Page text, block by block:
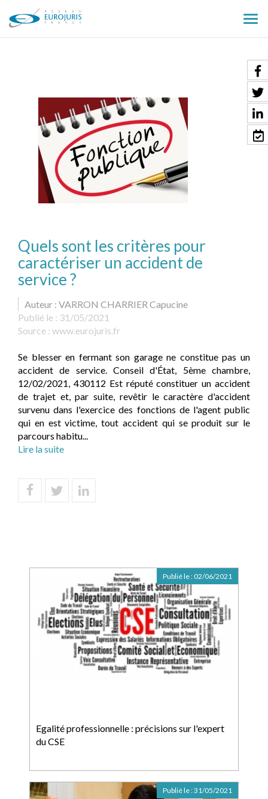
le
Quels sont les critères pour
caractériser un accident de
service ?
Auteur : VARRON CHARRIER Capucine
Publié le : 31/05/2021
Source : www.eurojuris.fr
Se blesser en fermant son garage ne constitue pas un
accident de service. Conseil d'État, 5ème chambre,
12/02/2021, 430112 Est réputé constituer un accident
de trajet et, par suite, revêtir le caractère d'accident
survenu dans l'exercice des fonctions de l'agent public
qui en est victime, tout accident qui se produit sur le
parcours habitu...
Lire la suite
Egalité professionnelle : précisions sur l'expert
du CSE
Publié le : 02/06/2021
Publié le :31/05/2021